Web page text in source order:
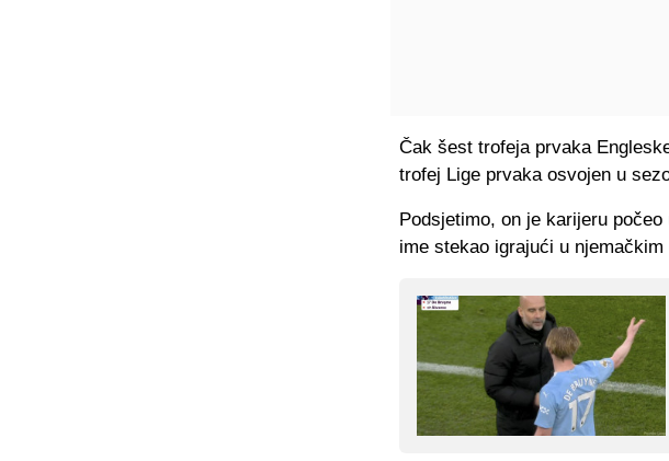
Čak šest trofeja prvaka
trofej Lige prvaka osvojen u
Podsjetimo, on je karijeru
ime stekao igrajući u